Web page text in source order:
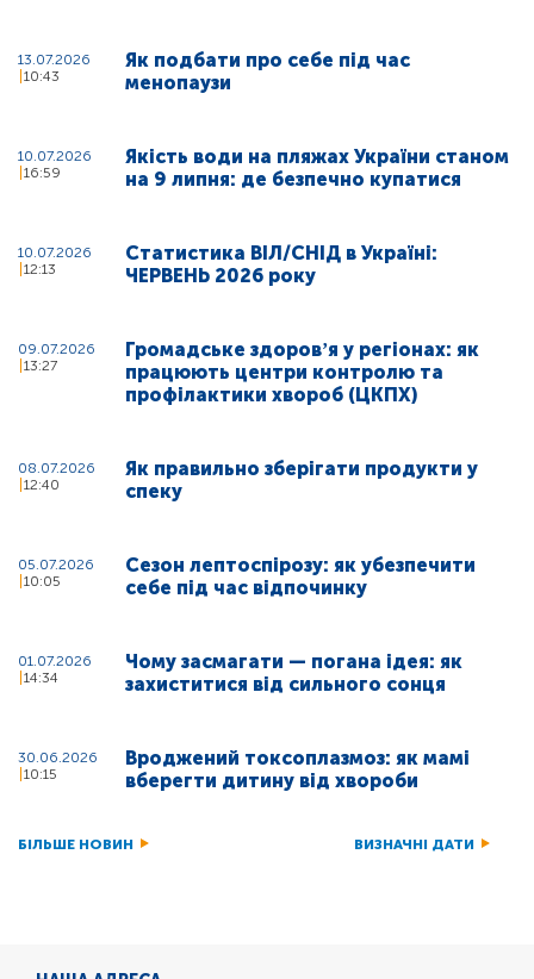
13.07.2026
10:43
Як подбати про себе під час
менопаузи
10.07.2026
16:59
Якість води на пляжах України станом
на 9 липня: де безпечно купатися
10.07.2026
12:13
Статистика ВІЛ/СНІД в Україні:
ЧЕРВЕНЬ 2026 року
09.07.2026
13:27
Громадське здоровʼя у регіонах: як
працюють центри контролю та
профілактики хвороб (ЦКПХ)
08.07.2026
12:40
Як правильно зберігати продукти у
спеку
05.07.2026
10:05
Сезон лептоспірозу: як убезпечити
себе під час відпочинку
01.07.2026
14:34
Чому засмагати — погана ідея: як
захиститися від сильного сонця
30.06.2026
10:15
Вроджений токсоплазмоз: як мамі
вберегти дитину від хвороби
БІЛЬШЕ НОВИН ВИЗНАЧНІ ДАТИ